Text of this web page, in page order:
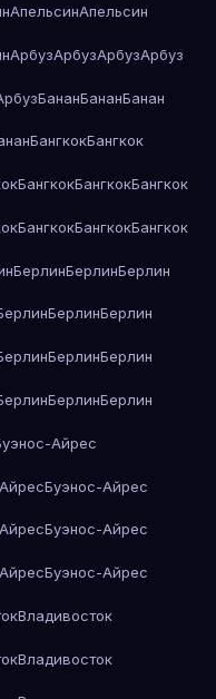
АпельсинАпельсин
АрбузАрбузАрбузАрбуз
БананБананБанан
БангкокБангкок
БангкокБангкокБангкок
БангкокБангкокБангкок
БерлинБерлинБерлин
БерлинБерлин
БерлинБерлин
БерлинБерлин
Айрес
Буэнос-Айрес
Буэнос-Айрес
Буэнос-Айрес
Владивосток
Владивосток